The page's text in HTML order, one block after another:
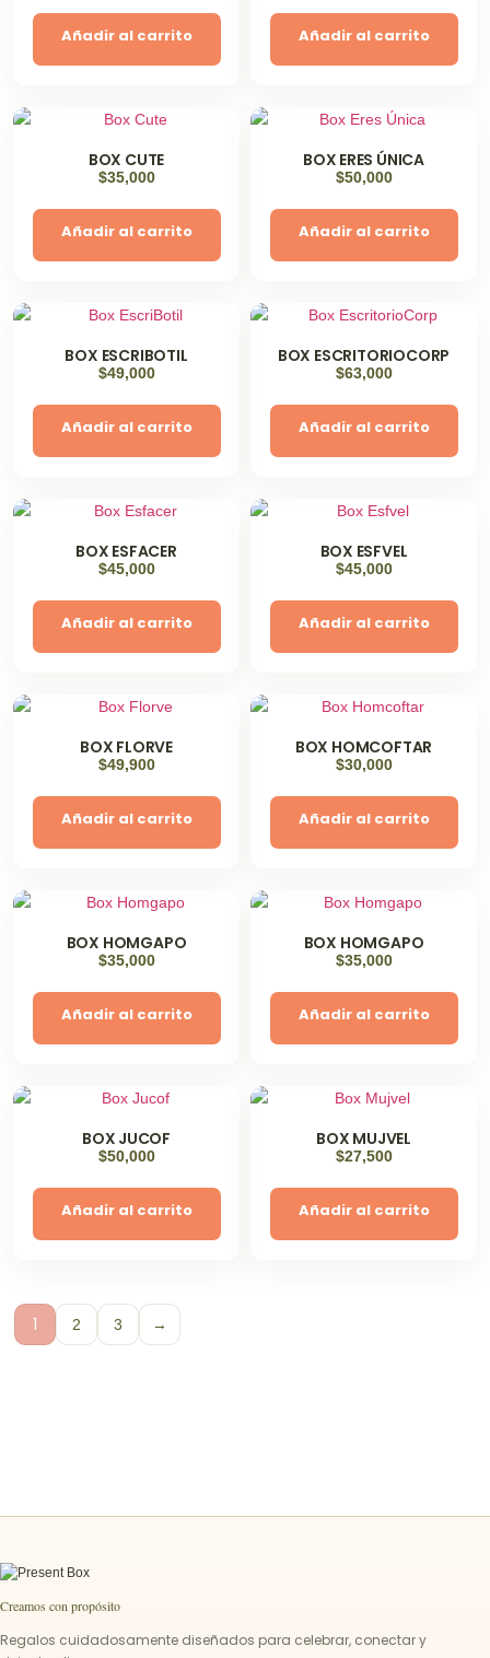
Añadir al carrito Añadir al carrito
BOX CUTE
$35,000
Añadir al carrito
BOX ERES ÚNICA
$50,000
Añadir al carrito
BOX ESCRIBOTIL
$49,000
Añadir al carrito
BOX ESCRITORIOCORP
$63,000
Añadir al carrito
BOX ESFACER
$45,000
Añadir al carrito
BOX ESFVEL
$45,000
Añadir al carrito
BOX FLORVE
$49,900
Añadir al carrito
BOX HOMCOFTAR
$30,000
Añadir al carrito
BOX HOMGAPO
$35,000
Añadir al carrito
BOX HOMGAPO
$35,000
Añadir al carrito
BOX JUCOF
$50,000
Añadir al carrito
BOX MUJVEL
$27,500
Añadir al carrito
1 2 3 →
Creamos con propósito
Regalos cuidadosamente diseñados para celebrar, conectar y